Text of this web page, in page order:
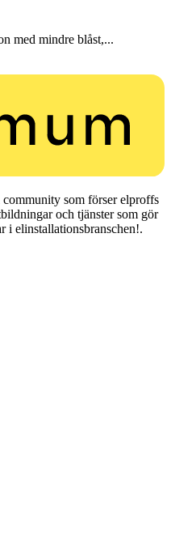
med mindre blåst,...
som förser elproffs
och tjänster som gör
i elinstallationsbranschen!.